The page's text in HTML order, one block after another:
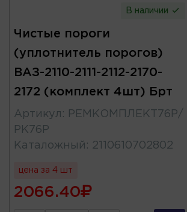
В наличии
Чистые пороги
(уплотнитель порогов)
ВАЗ-2110-2111-2112-2170-
2172 (комплект 4шт) Брт
Артикул :
РЕМКОМПЛЕКТ76Р/
РК76Р
Каталожный : 2110610702802
цена за 4 шт
2066.40